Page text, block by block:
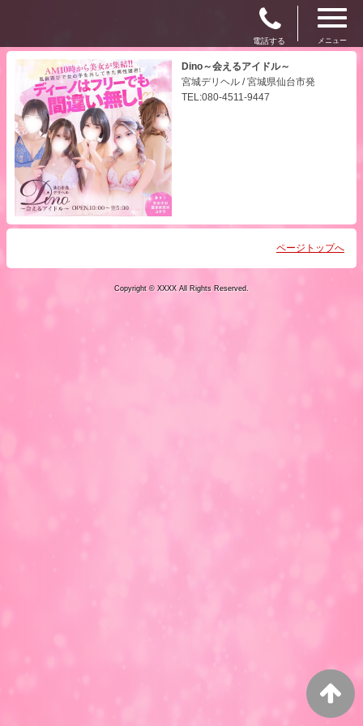
電話する メニュー
Dino～会えるアイドル～
宮城デリヘル / 宮城県仙台市発
TEL:080-4511-9447
ページトップへ
Copyright © XXXX All Rights Reserved.